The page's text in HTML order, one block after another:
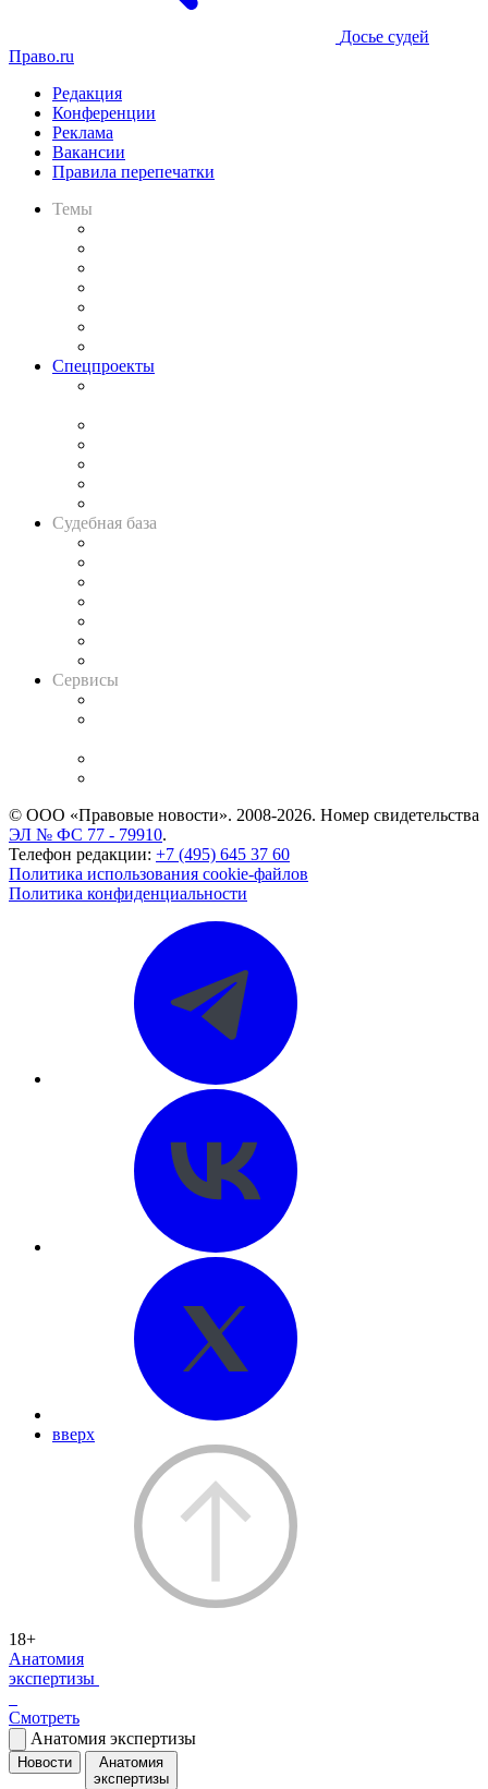
Досье судей
Право.ru
Редакция
Конференции
Реклама
Вакансии
Правила перепечатки
Темы
Спецпроекты
Судебная база
Сервисы
© ООО «Правовые новости». 2008-2026. Номер свидетельства
ЭЛ № ФС 77 - 79910.
Телефон редакции: +7 (495) 645 37 60
Политика использования cookie-файлов
Политика конфиденциальности
вверх
18+
Анатомия
экспертизы
Смотреть
Анатомия экспертизы
Новости
Анатомия
экспертизы